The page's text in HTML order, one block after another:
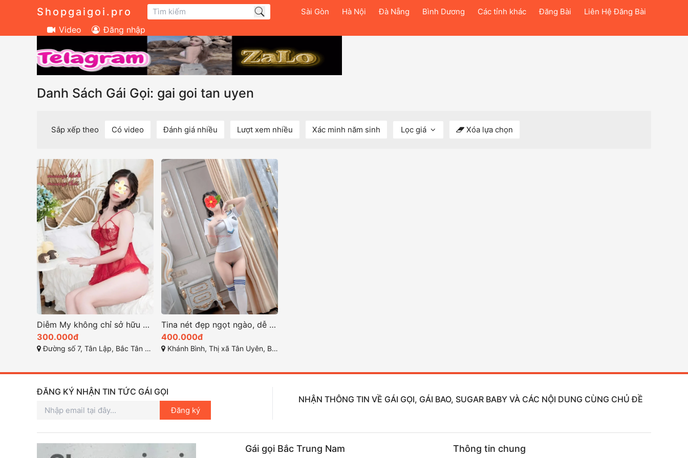
Shopgaigoi.pro Sài Gòn Hà Nội Đà Nẵng Bình Dương Các tỉnh khác Đăng Bài Liên Hệ Đăng Bài
Video Đăng nhập
Danh Sách Gái Gọi: gai goi tan uyen
Sắp xếp theo Có video Đánh giá nhiều Lượt xem nhiều Xác minh năm sinh Lọc giá Xóa lựa chọn
Diễm My không chỉ sở hữu vẻ đẹp gây thương nhớ
300.000đ
Đường số 7, Tân Lập, Bắc Tân Uyên, Bình Dương
Tina nét đẹp ngọt ngào, dễ gần
400.000đ
Khánh Bình, Thị xã Tân Uyên, Bình Dương
ĐĂNG KÝ NHẬN TIN TỨC GÁI GỌI
Đăng ký
NHẬN THÔNG TIN VỀ GÁI GỌI, GÁI BAO, SUGAR BABY VÀ CÁC NỘI DUNG CÙNG CHỦ ĐỀ
Gái gọi Bắc Trung Nam Thông tin chung